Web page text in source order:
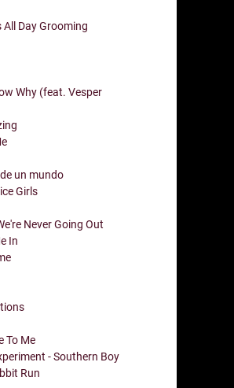
All Day Grooming
Why (feat. Vesper
un mundo
Girls
Never Going Out
In
To Me
- Southern Boy
Run